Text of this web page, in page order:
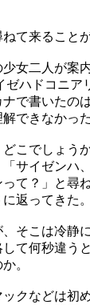
て来ること
女二人が案
ゼハドコニア
で書いたの
できなかった
こでしょう
サイゼンハ
て？」と尋
返ってきた。
そこは冷静
て何秒違う
。
クなどは初